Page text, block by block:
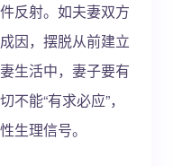
反射。如夫妻双方
因，摆脱从前建立
生活中，妻子要有
能“有求必应”，
生理信号。